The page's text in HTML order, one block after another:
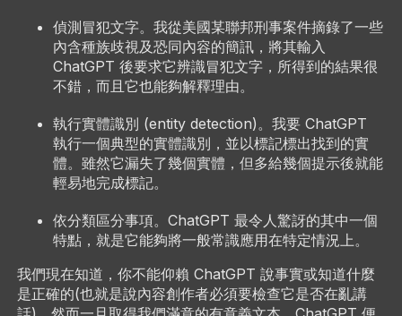
偵測冒犯文字。我從美國某聯邦刑事案件摘錄了一些
內含種族歧視及恐同內容的簡訊，將其輸入
ChatGPT 後要求它辨識冒犯文字，所得到的結果很
不錯，而且它也能夠解釋理由。
執行實體識別 (entity detection)。我要 ChatGPT
執行一個典型的實體識別，並以標記標出找到的實
體。雖然它漏失了幾個實體，但多給幾個提示後就能
輕易地完成標記。
依分類區分事項。ChatGPT 最令人驚訝的其中一個
特點，就是它能夠將一般常識應用在特定情況上。
我們現在知道，你不能仰賴 ChatGPT 說事實或知道什麼
是正確的(也就是說內容創作者必須要檢查它是否在亂講